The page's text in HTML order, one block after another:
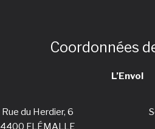
Coordonnées
L’Envol
Rue du Herdier, 6
4400 FLÉMALLE